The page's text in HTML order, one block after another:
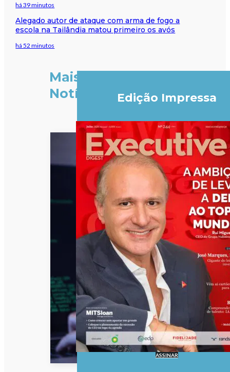
há 39 minutos
Alegado autor de ataque com arma de fogo a
escola na Tailândia matou primeiro os avós
há 52 minutos
Mais
Notícias
Edição Impressa
ASSINAR